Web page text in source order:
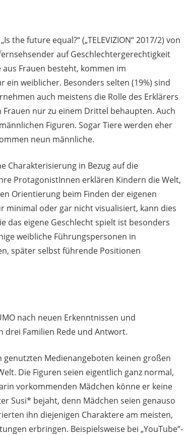
the future equal?“ („TELEVIZION“ 2017/2) von
auf Geschlechtergerechtigkeit
Frauen besteht, kommen im
weiblicher. Besonders selten (19%) sind
auch meistens die Rolle des Erklärers
nur zu einem Drittel behaupten. Auch
Figuren. Sogar Tiere werden eher
neun männliche.
Charakterisierung in Bezug auf die
ProtagonistInnen erklären Kindern die Welt,
Orientierung beim Finden der eigenen
minimal oder gar nicht visualisiert, kann dies
das eigene Geschlecht spielt ist besonders
weibliche Führungspersonen in
später selbst führende Positionen
nach neuen Erkenntnissen und
Familien Rede und Antwort.
Medienangeboten keinen großen
Die Figuren seien eigentlich ganz normal,
vorkommenden Mädchen könne er keine
Susi* bejaht, denn Mädchen seien genauso
ihn diejenigen Charaktere am meisten,
erbringen. Beispielsweise bei „YouTube“-